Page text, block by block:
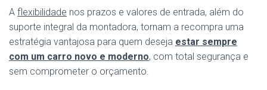
A flexibilidade nos prazos e valores de entrada, além do
suporte integral da montadora, tornam a recompra uma
estratégia vantajosa para quem deseja estar sempre
com um carro novo e moderno, com total segurança e
sem comprometer o orçamento.